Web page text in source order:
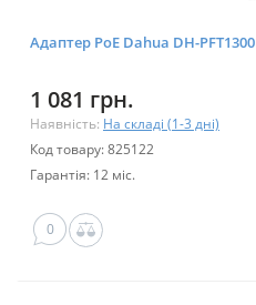
Адаптер PoE Dahua DH-PFT1300
1 081 грн.
Наявність: На складі (1-3 дні)
Код товару: 825122
Гарантія: 12 міс.
0